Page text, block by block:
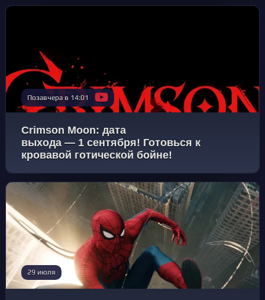
Позавчера в 14:01
Crimson Moon: дата
выхода — 1 сентября! Готовься к
кровавой готической бойне!
29 июля